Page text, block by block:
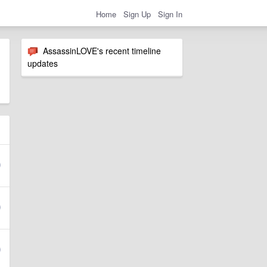
Home Sign Up Sign In
AssassinLOVE's recent timeline
updates